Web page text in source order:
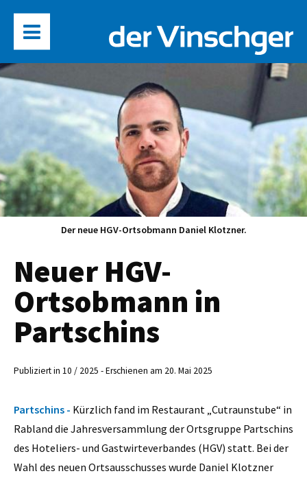
Der neue HGV-Ortsobmann Daniel Klotzner.
Neuer HGV-
Ortsobmann in
Partschins
Publiziert in 10 / 2025 - Erschienen am 20. Mai 2025
Partschins - Kürzlich fand im Restaurant „Cutraunstube“ in
Rabland die Jahresversammlung der Ortsgruppe Partschins
des Hoteliers- und Gastwirteverbandes (HGV) statt. Bei der
Wahl des neuen Ortsausschusses wurde Daniel Klotzner